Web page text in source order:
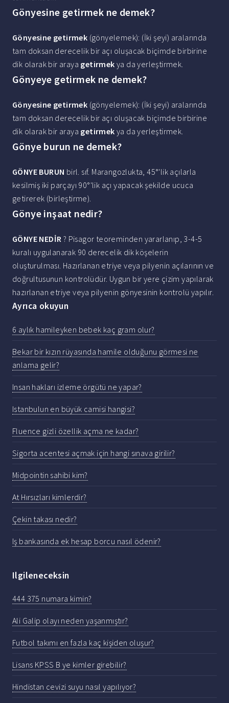
Gönyesine getirmek ne demek?
Gönyesine getirmek (gönyelemek): (İki şeyi) aralarında
tam doksan derecelik bir açı oluşacak biçimde birbirine
dik olarak bir araya getirmek ya da yerleştirmek.
Gönyeye getirmek ne demek?
Gönyesine getirmek (gönyelemek): (İki şeyi) aralarında
tam doksan derecelik bir açı oluşacak biçimde birbirine
dik olarak bir araya getirmek ya da yerleştirmek.
Gönye burun ne demek?
GÖNYE BURUN birl. sıf. Marangozlukta, 45°'lik açılarla
kesilmiş iki parçayı 90°'lik açı yapacak şekilde ucuca
getirerek (birleştirme).
Gönye inşaat nedir?
GÖNYE NEDİR ? Pisagor teoreminden yararlanıp, 3-4-5
kuralı uygulanarak 90 derecelik dik köşelerin
oluşturulması. Hazırlanan etriye veya pilyenin açılarının ve
doğrultusunun kontrolüdür. Uygun bir yere çizim yapılarak
hazırlanan etriye veya pilyenin gönyesinin kontrolü yapılır.
Ayrıca okuyun
6 aylık hamileyken bebek kaç gram olur?
Bekar bir kızın rüyasında hamile olduğunu görmesi ne
anlama gelir?
Insan hakları izleme örgütü ne yapar?
Istanbulun en büyük camisi hangisi?
Fluence gizli özellik açma ne kadar?
Sigorta acentesi açmak için hangi sınava girilir?
Midpointin sahibi kim?
At Hırsızları kimlerdir?
Çekin takası nedir?
Iş bankasında ek hesap borcu nasıl ödenir?
Ilgileneceksin
444 375 numara kimin?
Ali Galip olayı neden yaşanmıştır?
Futbol takımı en fazla kaç kişiden oluşur?
Lisans KPSS B ye kimler girebilir?
Hindistan cevizi suyu nasıl yapılıyor?